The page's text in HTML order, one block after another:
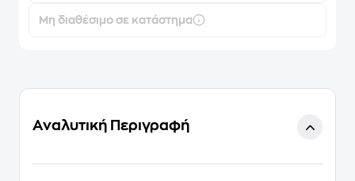
Μη διαθέσιμο σε κατάστημα
Αναλυτική Περιγραφή